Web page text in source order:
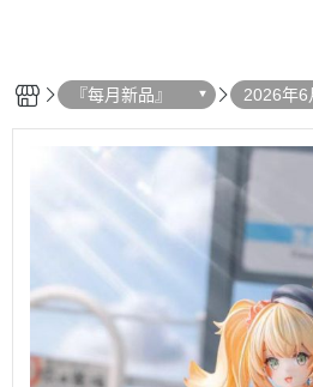
『每月新品』 2026年6